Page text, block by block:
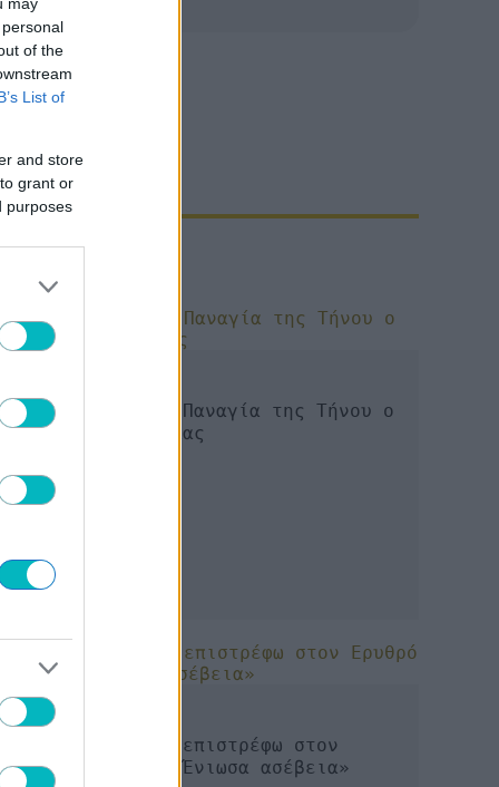
of the
List of
and store
grant or
purposes
Προσκύνησε στην Παναγία της Τήνου ο
Γιώργος Μπαρτζώκας
ΜΠΑΣΚΕΤ
Νέντοβιτς: «Δεν επιστρέφω στον
Ερυθρό Αστέρα – Ένιωσα ασέβεια»